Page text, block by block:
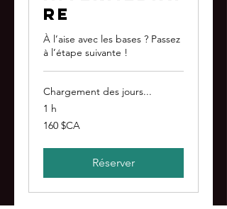
re
À l’aise avec les bases ? Passez
à l’étape suivante !
Chargement des jours...
1 h
160
dollars
160 $CA
Réserver